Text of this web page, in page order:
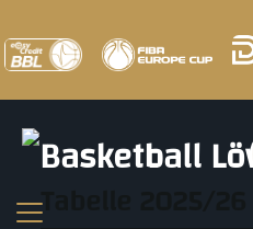
Tabelle 2025/26